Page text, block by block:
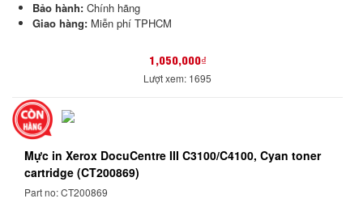
Bảo hành: Chính hãng
Giao hàng: Miễn phí TPHCM
1,050,000₫
Lượt xem: 1695
Mực in Xerox DocuCentre III C3100/C4100, Cyan toner
cartridge (CT200869)
Part no: CT200869